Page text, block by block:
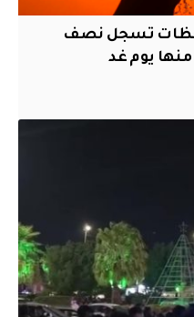
تسجل نصف
منها يوم غد